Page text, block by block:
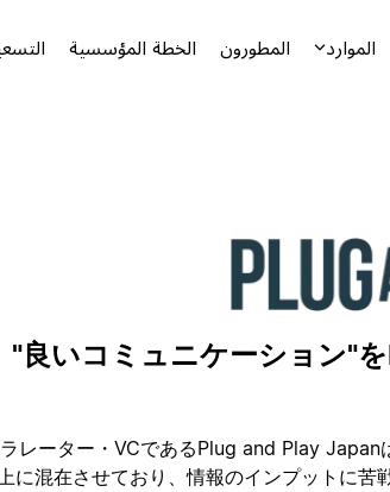
الموارد المطورون الخطة المؤسسية
レーター・VCであるPlug and Play Japan
に混在させており、情報のインプットに苦